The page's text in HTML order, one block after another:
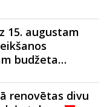
15. augustam
budžeta…
renovētas divu